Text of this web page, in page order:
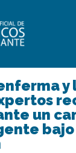
y
un